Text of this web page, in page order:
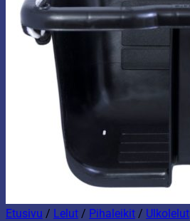
Etusivu / Lelut / Pihaleikit / Ulkolelut